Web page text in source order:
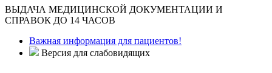
ВЫДАЧА МЕДИЦИНСКОЙ ДОКУМЕНТАЦИИ И
СПРАВОК ДО 14 ЧАСОВ
Важная информация для пациентов!
Версия для слабовидящих